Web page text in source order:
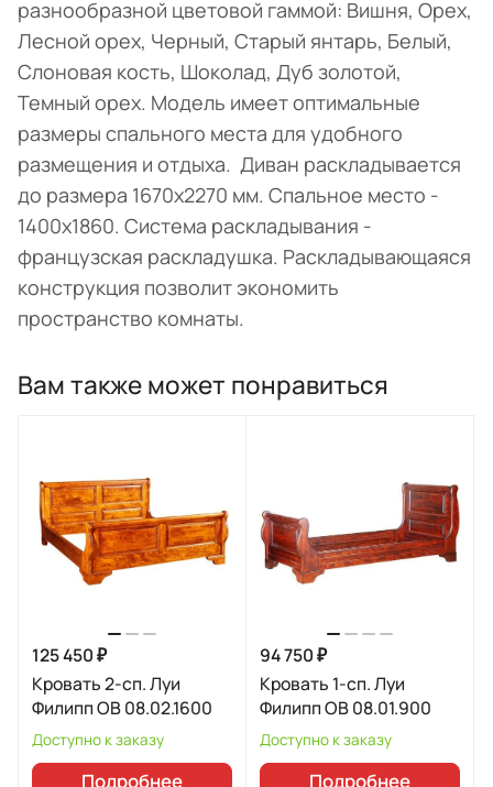
разнообразной цветовой гаммой: Вишня, Орех,
Лесной орех, Черный, Старый янтарь, Белый,
Слоновая кость, Шоколад, Дуб золотой,
Темный орех. Модель имеет оптимальные
размеры спального места для удобного
размещения и отдыха. Диван раскладывается
до размера 1670х2270 мм. Спальное место -
1400х1860. Система раскладывания -
французская раскладушка. Раскладывающаяся
конструкция позволит экономить
пространство комнаты.
Вам также может понравиться
125 450 ₽
Кровать 2-сп. Луи
Филипп ОВ 08.02.1600
Доступно к заказу
Подробнее
94 750 ₽
Кровать 1-сп. Луи
Филипп ОВ 08.01.900
Доступно к заказу
Подробнее